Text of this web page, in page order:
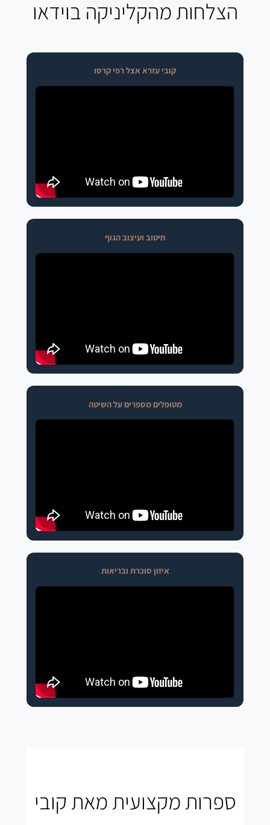
הצלחות מהקליניקה בוידאו
קובי עזרא אצל רפי קרסו
חיטוב ועיצוב הגוף
מטופלים מספרים על השיטה
איזון סוכרת ובריאות
ספרות מקצועית מאת קובי